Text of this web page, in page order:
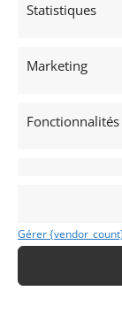
Statistiques
Marketing
Fonctionnalités
Gérer
Nieuport-
and military
In April
Davidson
sold to
brand: